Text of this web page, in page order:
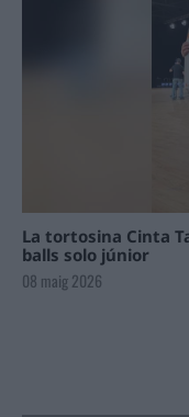
La tortosina Cinta
balls solo júnior
08 maig 2026